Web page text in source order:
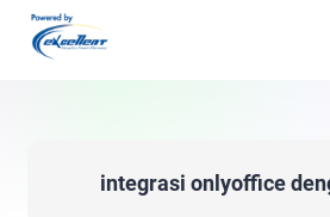
integrasi onlyoffice